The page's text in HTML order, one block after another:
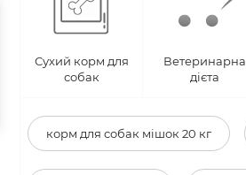
Сухий корм для
собак
Ветеринарна
дієта
корм для собак мішок 20 кг